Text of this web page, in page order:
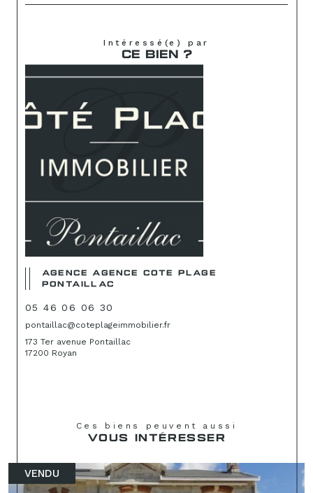
Intéressé(e) par
CE BIEN ?
AGENCE AGENCE COTE PLAGE
PONTAILLAC
05 46 06 06 30
pontaillac@coteplageimmobilier.fr
173 Ter avenue Pontaillac
17200 Royan
Ces biens peuvent aussi
VOUS INTÉRESSER
VENDU